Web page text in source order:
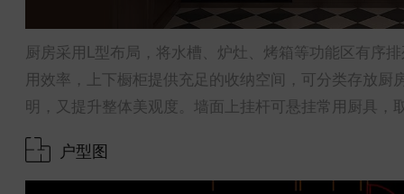
厨房采用L型布局，将水槽、炉灶、烤箱等功能区有序
用效率，上下橱柜提供充足的收纳空间，可分类存放
明，又提升整体美观度。墙面上挂杆可悬挂常用厨具，
户型图